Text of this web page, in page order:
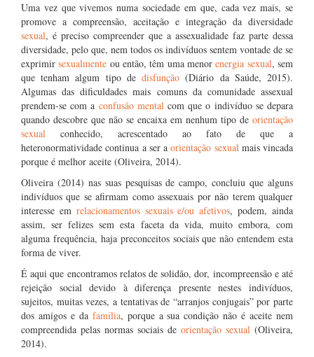
Uma vez que vivemos numa sociedade em que, cada vez mais, se
promove a compreensão, aceitação e integração da diversidade
sexual, é preciso compreender que a assexualidade faz parte dessa
diversidade, pelo que, nem todos os indivíduos sentem vontade de se
exprimirsexualmente ou então, têm uma menorenergia sexual, sem
que tenham algum tipo dedisfunção (Diário da Saúde, 2015).
Algumas das dificuldades mais comuns da comunidade assexual
prendem-se com a confusão mentalcom que o indivíduo se depara
quando descobre que não se encaixa em nenhum tipo de orientação
sexual conhecido, acrescentado ao fato de que a
heteronormatividade continua a ser aorientação sexualmais vincada
porque é melhor aceite (Oliveira, 2014).
Oliveira (2014) nas suas pesquisas de campo, concluiu que alguns
indivíduos que se afirmam como assexuais por não terem qualquer
interesse em relacionamentos sexuais e/ou afetivos, podem, ainda
assim, ser felizes sem esta faceta da vida, muito embora, com
alguma frequência, haja preconceitos sociais que não entendem esta
forma de viver.
É aqui que encontramos relatos de solidão, dor, incompreensão e até
rejeição social devido à diferença presente nestes indivíduos,
sujeitos, muitas vezes, a tentativas de “arranjos conjugais” por parte
dos amigos e da família, porque a sua condição não é aceite nem
compreendida pelas normas sociais de orientação sexual (Oliveira,
2014).